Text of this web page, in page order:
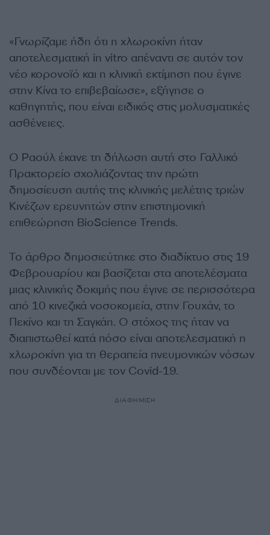
«Γνωρίζαμε ήδη ότι η χλωροκίνη ήταν
αποτελεσματική in vitro απέναντι σε αυτόν τον
νέο κορονoϊό και η κλινική εκτίμηση που έγινε
στην Κίνα το επιβεβαίωσε», εξήγησε ο
καθηγητής, που είναι ειδικός στις μολυσματικές
ασθένειες.
Ο Ραούλ έκανε τη δήλωση αυτή στο Γαλλικό
Πρακτορείο σχολιάζοντας την πρώτη
δημοσίευση αυτής της κλινικής μελέτης τριών
Κινέζων ερευνητών στην επιστημονική
επιθεώρηση BioScience Trends.
Το άρθρο δημοσιεύτηκε στο διαδίκτυο στις 19
Φεβρουαρίου και βασίζεται στα αποτελέσματα
μιας κλινικής δοκιμής που έγινε σε περισσότερα
από 10 κινεζικά νοσοκομεία, στην Γουχάν, το
Πεκίνο και τη Σαγκάη. Ο στόχος της ήταν να
διαπιστωθεί κατά πόσο είναι αποτελεσματική η
χλωροκίνη για τη θεραπεία πνευμονικών νόσων
που συνδέονται με τον Covid-19.
ΔΙΑΦΗΜΙΣΗ